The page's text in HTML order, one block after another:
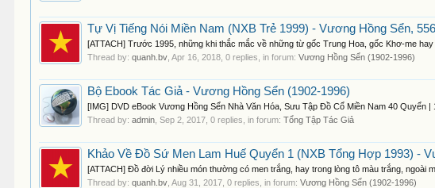
Tự Vị Tiếng Nói Miền Nam (NXB Trẻ 1999) - Vương Hồng Sển,
[ATTACH] Trước 1995, những khi thắc mắc về những từ gốc Trung Hoa, gốc Khơ-me
Thread by:quanh.bv ,Apr 16, 2018 , 0 replies, in forum:Vương Hồng Sển (1902-1996)
Bộ Ebook Tác Giả - Vương Hồng Sển (1902-1996)
[IMG] DVD eBook Vương Hồng Sển Nhà Văn Hóa, Sưu Tập Đồ Cổ Miền Nam 40 Quyển
Thread by:admin ,Sep 2, 2017 , 0 replies, in forum:Tổng Tập Tác Giả
Khảo Về Đồ Sứ Men Lam Huế Quyển 1 (NXB Tổng Hợp 1993) -
[ATTACH] Đồ đời Lý nhiều món thường có men trắng, hay trong lòng tô màu trắng, ngoài
Thread by:quanh.bv ,Aug 31, 2017 , 0 replies, in forum:Vương Hồng Sển (1902-1996)